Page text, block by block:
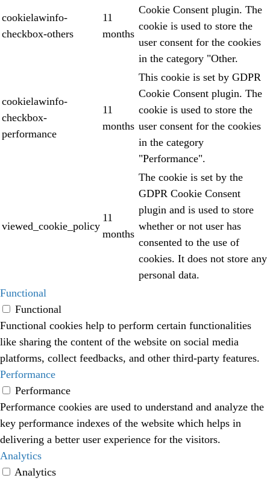
cookielawinfo-
checkbox-others
11
months
Cookie Consent plugin. The
cookie is used to store the
user consent for the cookies
in the category "Other.
cookielawinfo-
checkbox-
performance
11
months
This cookie is set by GDPR
Cookie Consent plugin. The
cookie is used to store the
user consent for the cookies
in the category
"Performance".
viewed_cookie_policy
11
months
The cookie is set by the
GDPR Cookie Consent
plugin and is used to store
whether or not user has
consented to the use of
cookies. It does not store any
personal data.
Functional
Functional
Functional cookies help to perform certain functionalities
like sharing the content of the website on social media
platforms, collect feedbacks, and other third-party features.
Performance
Performance
Performance cookies are used to understand and analyze the
key performance indexes of the website which helps in
delivering a better user experience for the visitors.
Analytics
Analytics